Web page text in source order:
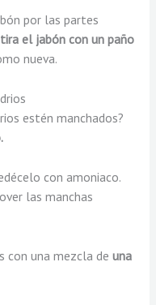
por las partes
el jabón con un paño
nueva.
estén manchados?
con amoniaco.
las manchas
con una mezcla de una